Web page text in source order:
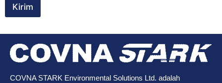
Kirim
COVNA STARK Environmental Solutions Ltd. adalah